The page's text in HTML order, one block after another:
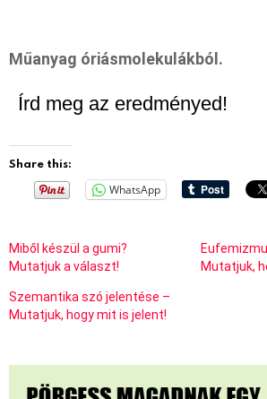
Műanyag óriásmolekulákból.
Írd meg az eredményed!
Share this:
WhatsApp
Miből készül a gumi?
Mutatjuk a választ!
Mutatjuk,
Szemantika szó jelentése –
Mutatjuk, hogy mit is jelent!